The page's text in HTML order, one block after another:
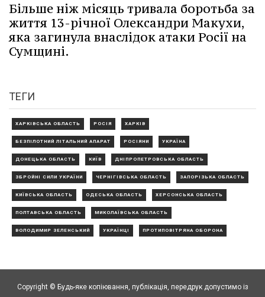
Більше ніж місяць тривала боротьба за
життя 13-річної Олександри Макухи,
яка загинула внаслідок атаки Росії на
Сумщині.
ТЕГИ
ХАРКІВСЬКА ОБЛАСТЬ РОСІЯ ХАРКІВ
БЕЗПІЛОТНИЙ ЛІТАЛЬНИЙ АПАРАТ РОСІЯНИ УКРАЇНА
ДОНЕЦЬКА ОБЛАСТЬ КИЇВ ДНІПРОПЕТРОВСЬКА ОБЛАСТЬ
ЗБРОЙНІ СИЛИ УКРАЇНИ ЧЕРНІГІВСЬКА ОБЛАСТЬ ЗАПОРІЗЬКА ОБЛАСТЬ
КИЇВСЬКА ОБЛАСТЬ ОДЕСЬКА ОБЛАСТЬ ХЕРСОНСЬКА ОБЛАСТЬ
ПОЛТАВСЬКА ОБЛАСТЬ МИКОЛАЇВСЬКА ОБЛАСТЬ
ВОЛОДИМИР ЗЕЛЕНСЬКИЙ УКРАЇНЦІ ПРОТИПОВІТРЯНА ОБОРОНА
Copyright © Будь-яке копiювання, публiкацiя, передрук допустимо із